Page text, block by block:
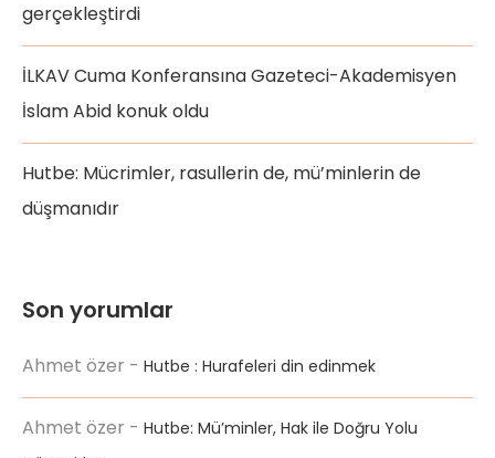
gerçekleştirdi
İLKAV Cuma Konferansına Gazeteci-Akademisyen
İslam Abid konuk oldu
Hutbe: Mücrimler, rasullerin de, mü’minlerin de
düşmanıdır
Son yorumlar
Ahmet özer - Hutbe : Hurafeleri din edinmek
Ahmet özer - Hutbe: Mü’minler, Hak ile Doğru Yolu